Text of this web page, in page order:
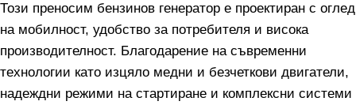
Този преносим бензинов генератор е проектиран с оглед
на мобилност, удобство за потребителя и висока
производителност. Благодарение на съвременни
технологии като изцяло медни и безчеткови двигатели,
надеждни режими на стартиране и комплексни системи